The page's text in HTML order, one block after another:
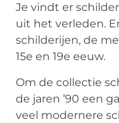
Je vindt er
uit het verleden.
schilderijen, de
15e en 19e eeuw.
Om de collectie
de jaren ’90 een
veel modernere